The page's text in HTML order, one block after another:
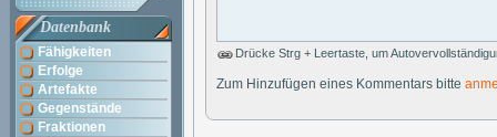
Datenbank
Fähigkeiten
Erfolge
Artefakte
Gegenstände
Fraktionen
Drücke Strg + Leertaste, um
Zum Hinzufügen eines Kommentars bitte